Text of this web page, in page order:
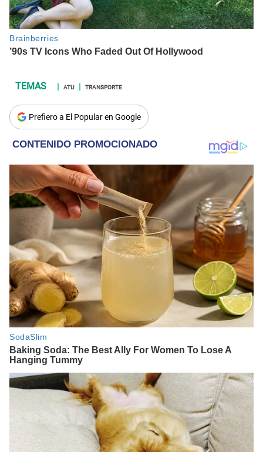
ATU TRANSPORTE
Prefiero a El Popular en Google